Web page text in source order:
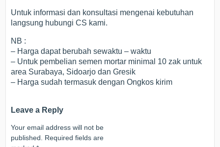
Untuk informasi dan konsultasi mengenai kebutuhan
langsung hubungi CS kami.
NB :
– Harga dapat berubah sewaktu – waktu
– Untuk pembelian semen mortar minimal 10 zak untuk
area Surabaya, Sidoarjo dan Gresik
– Harga sudah termasuk dengan Ongkos kirim
Leave a Reply
Your email address will not be
published. Required fields are